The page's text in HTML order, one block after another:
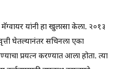
मॅग्वायर यांनी हा खुलासा केला. २०१३
घेतल्यानंतर सचिनला एका
प्रयत्न करण्यात आला होता. त्या